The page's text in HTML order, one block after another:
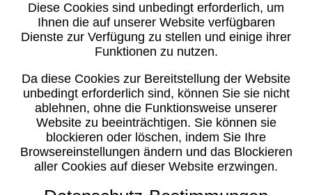
Diese Cookies sind unbedingt erforderlich, um
Ihnen die auf unserer Website verfügbaren
Dienste zur Verfügung zu stellen und einige ihrer
Funktionen zu nutzen.
Da diese Cookies zur Bereitstellung der Website
unbedingt erforderlich sind, können Sie sie nicht
ablehnen, ohne die Funktionsweise unserer
Website zu beeinträchtigen. Sie können sie
blockieren oder löschen, indem Sie Ihre
Browsereinstellungen ändern und das Blockieren
aller Cookies auf dieser Website erzwingen.